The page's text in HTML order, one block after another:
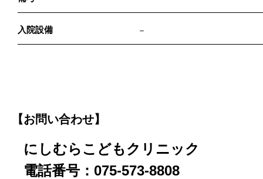
入院設備 －
【お問い合わせ】
にしむらこどもクリニック
電話番号：075-573-8808